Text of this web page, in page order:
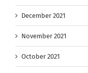
December 2021
November 2021
October 2021